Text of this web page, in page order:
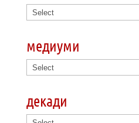
медиуми
декади